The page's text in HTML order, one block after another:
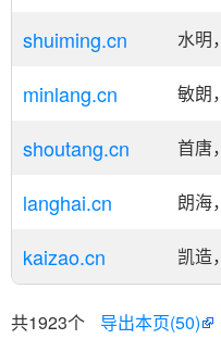
shuiming.cn 水明
minlang.cn 敏朗
shoutang.cn 首唐
langhai.cn 朗海
kaizao.cn 凯造
共1923个 导出本页(50)